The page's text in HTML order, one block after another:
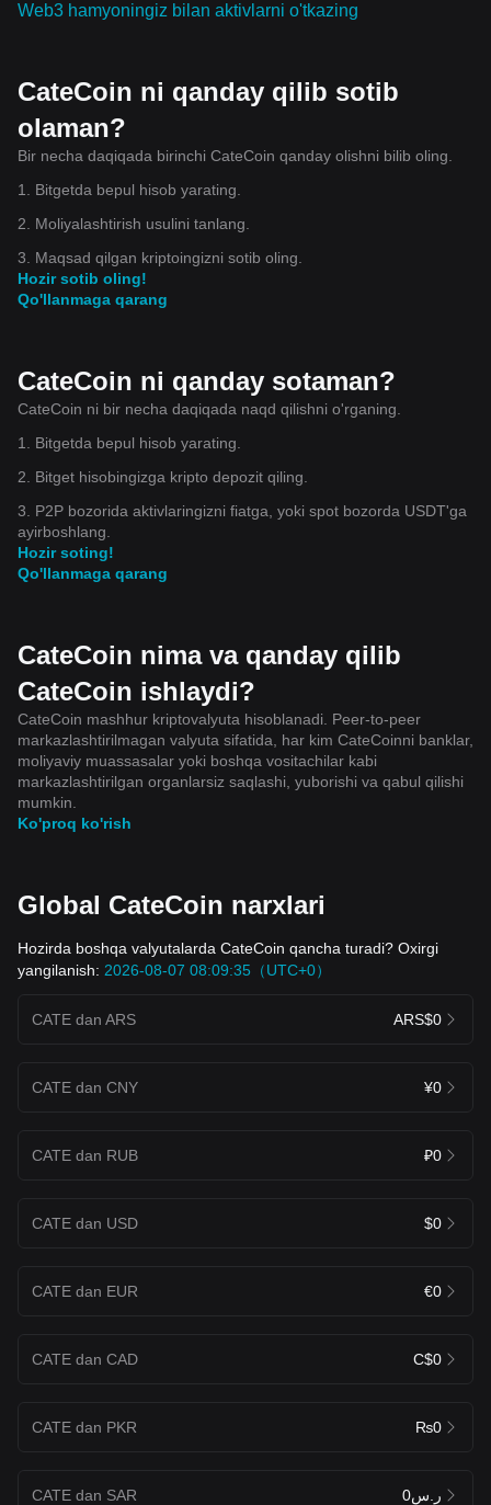
Web3 hamyoningiz bilan aktivlarni o'tkazing
CateCoin ni qanday qilib sotib
olaman?
Bir necha daqiqada birinchi CateCoin qanday olishni bilib oling.
1. Bitgetda bepul hisob yarating.
2. Moliyalashtirish usulini tanlang.
3. Maqsad qilgan kriptoingizni sotib oling.
Hozir sotib oling!
Qo'llanmaga qarang
CateCoin ni qanday sotaman?
CateCoin ni bir necha daqiqada naqd qilishni o'rganing.
1. Bitgetda bepul hisob yarating.
2. Bitget hisobingizga kripto depozit qiling.
3. P2P bozorida aktivlaringizni fiatga, yoki spot bozorda USDT'ga
ayirboshlang.
Hozir soting!
Qo'llanmaga qarang
CateCoin nima va qanday qilib
CateCoin ishlaydi?
CateCoin mashhur kriptovalyuta hisoblanadi. Peer-to-peer
markazlashtirilmagan valyuta sifatida, har kim CateCoinni banklar,
moliyaviy muassasalar yoki boshqa vositachilar kabi
markazlashtirilgan organlarsiz saqlashi, yuborishi va qabul qilishi
mumkin.
Ko'proq ko'rish
Global CateCoin narxlari
Hozirda boshqa valyutalarda CateCoin qancha turadi? Oxirgi
yangilanish: 2026-08-07 08:09:35（UTC+0）
CATE dan ARS ARS$0
CATE dan CNY ¥0
CATE dan RUB ₽0
CATE dan USD $0
CATE dan EUR €0
CATE dan CAD C$0
CATE dan PKR ₨0
CATE dan SAR ر.س0